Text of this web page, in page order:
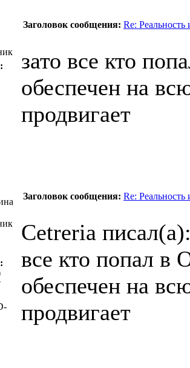
Заголовок сообщения: Re:
зато все кто
обеспечен на
продвигает
Заголовок сообщения: Re:
Cetreria
все кто попал в
обеспечен на
продвигает